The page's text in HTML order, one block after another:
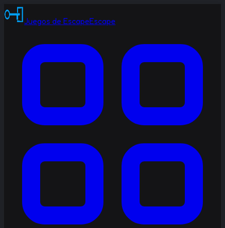
Juegos de EscapeEscape